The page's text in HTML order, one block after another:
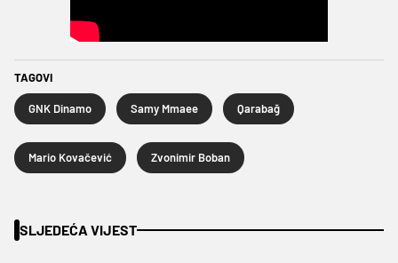
TAGOVI
GNK Dinamo Samy Mmaee Qarabağ
Mario Kovačević Zvonimir Boban
SLJEDEĆA VIJEST